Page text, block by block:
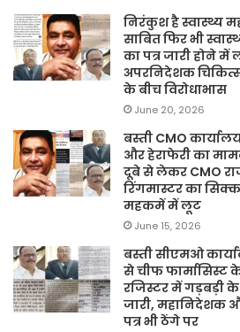
निरंकुश है स्वास्थ्य
साबित फिर भी
का पत्र जारी होने
अपरनिदेशक
के बीच विरोधाभास
June 20, 2026
बस्ती CMO
और हेराफेरी का
दूबे से लेकर CMO
रिंगमास्टर का
महकमें में लूट
June 15, 2026
बस्ती सीएमओ
से चीफ फार्मासिस्ट
रजिस्टर में गड़बड़ी
जारी, महानिदेशक
पत्र भी ठेंगे पर